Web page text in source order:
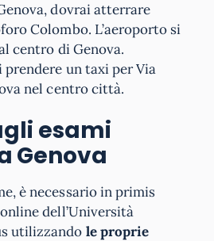
dovrai atterrare
Colombo. L’aeroporto si
centro di Genova.
prendere un taxi per Via
nel centro città.
esami
Genova
è necessario in primis
dell’Università
utilizzando le proprie